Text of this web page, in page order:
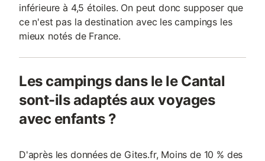
inférieure à 4,5 étoiles. On peut donc supposer que
ce n'est pas la destination avec les campings les
mieux notés de France.
Les campings dans le le Cantal
sont-ils adaptés aux voyages
avec enfants ?
D'après les données de Gites.fr, Moins de 10 % des